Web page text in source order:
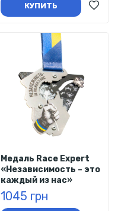
КУПИТЬ
Медаль Race Expert
«Независимость – это
каждый из нас»
1045 грн